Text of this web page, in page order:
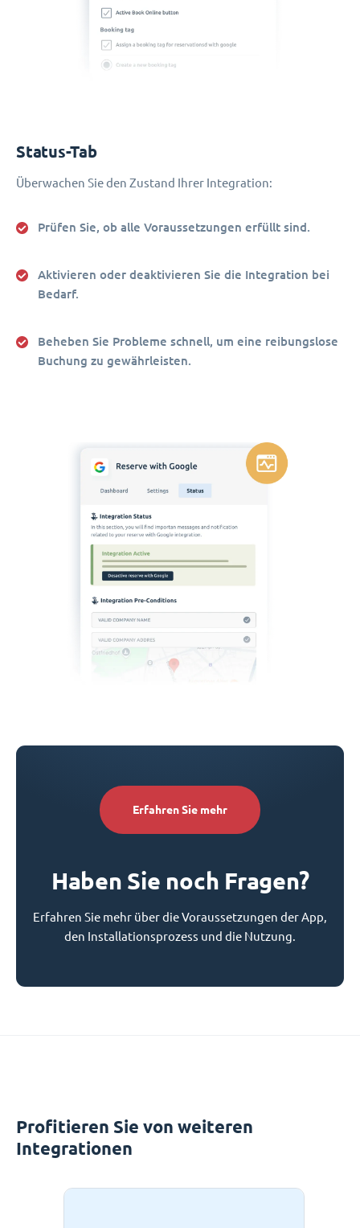
Status-Tab
Überwachen Sie den Zustand Ihrer Integration:
Prüfen Sie, ob alle Voraussetzungen erfüllt sind.
Aktivieren oder deaktivieren Sie die Integration bei
Bedarf.
Beheben Sie Probleme schnell, um eine reibungslose
Buchung zu gewährleisten.
Haben Sie noch Fragen?
Erfahren Sie mehr über die Voraussetzungen der App,
den Installationsprozess und die Nutzung.
Erfahren Sie mehr
Profitieren Sie von weiteren
Integrationen